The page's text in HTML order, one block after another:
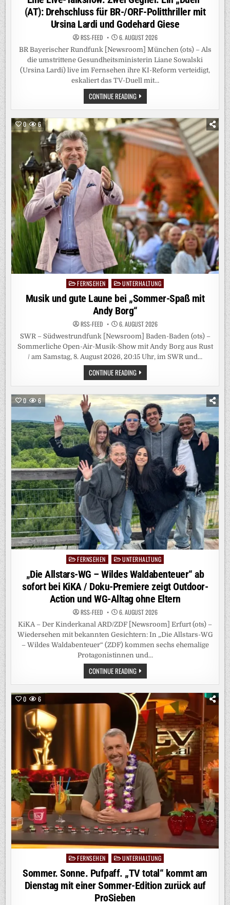
(AT): Drehschluss für BR-/ORF-Politthriller mit
Ursina Lardi und Godehard Giese
RSS-FEED 6. AUGUST 2026
BR Bayerischer Rundfunk [Newsroom] München (ots) – Als
die umstrittene Gesundheitsministerin Liane Sowalski
(Ursina Lardi) live im Fernsehen ihre KI-Reform verteidigt,
eskaliert das TV-Duell mit…
CONTINUE READINGEINE
LIVE-
TALKSHOW.
ZWEI
GEGNER.
EIN
„DUELL“
(AT):
DREHSCHLUSS
BR-/ORF-
POLITTHRILLER
URSINA
LARDI
UND
GODEHARD
GIESE
0 6
Posted
in
FERNSEHEN UNTERHALTUNG
Musik und gute Laune bei „Sommer-Spaß mit
Andy Borg“
RSS-FEED 6. AUGUST 2026
SWR – Südwestrundfunk [Newsroom] Baden-Baden (ots) –
Sommerliche Open-Air-Musik-Show mit Andy Borg aus Rust
/ am Samstag, 8. August 2026, 20:15 Uhr, im SWR und…
CONTINUE READINGMUSIK
UND
GUTE
BEI
„SOMMER-
SPASS M
IT A
NDY B
ORG“
0 6
PostedFERNSEHEN UNTERHALTUNG
„Die Allstars-WG – Wildes Waldabenteuer“ ab
sofort bei KiKA / Doku-Premiere zeigt Outdoor-
Action und WG-Alltag ohne Eltern
RSS-FEED 6. AUGUST 2026
KiKA – Der Kinderkanal ARD/ZDF [Newsroom] Erfurt (ots) –
Wiedersehen mit bekannten Gesichtern: In „Die Allstars-WG
– Wildes Waldabenteuer“ (ZDF) kommen sechs ehemalige
Protagonistinnen und…
CONTINUE READING„DIE
ALLSTARS-
WG
–
WILDES
WALDABENTEUER“
AB
SOFORT
BEI
KIKA
/
DOKU-
PREMIERE
ZEIGT
OUTDOOR-
ACTION
UND
WG-
ALLTAG
OHNE
ELTERN
0 6
PostedFERNSEHEN UNTERHALTUNG
Sommer. Sonne. Pufpaff. „TV total“ kommt am
Dienstag mit einer Sommer-Edition zurück auf
ProSieben